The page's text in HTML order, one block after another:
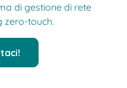
di gestione di rete
zero-touch.